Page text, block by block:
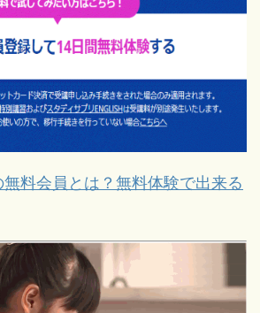
料会員とは？無料体験で出来る